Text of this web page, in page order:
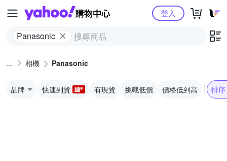
Yahoo購物中心
Panasonic
登入
相機 Panasonic
品牌 快速到貨 有現貨 挑戰低價 價格低到高 排序